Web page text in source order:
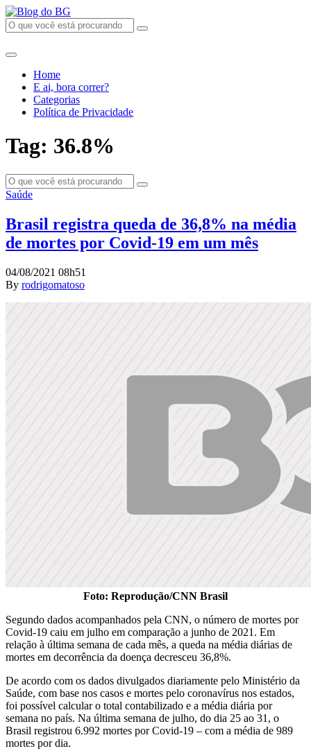
Home
E ai, bora correr?
Categorias
Política de Privacidade
Tag: 36.8%
Saúde
Brasil registra queda de 36,8% na média
de mortes por Covid-19 em um mês
04/08/2021 08h51
By rodrigomatoso
Foto: Reprodução/CNN Brasil
Segundo dados acompanhados pela CNN, o número de mortes por
Covid-19 caiu em julho em comparação a junho de 2021. Em
relação à última semana de cada mês, a queda na média diárias de
mortes em decorrência da doença decresceu 36,8%.
De acordo com os dados divulgados diariamente pelo Ministério da
Saúde, com base nos casos e mortes pelo coronavírus nos estados,
foi possível calcular o total contabilizado e a média diária por
semana no país. Na última semana de julho, do dia 25 ao 31, o
Brasil registrou 6.992 mortes por Covid-19 – com a média de 989
mortes por dia.